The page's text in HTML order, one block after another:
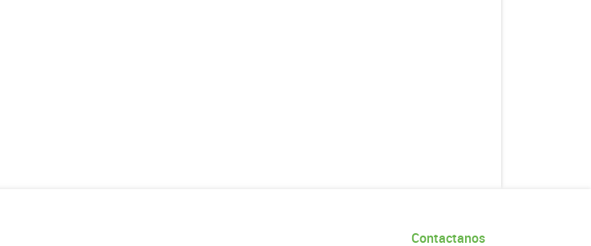
Contactanos